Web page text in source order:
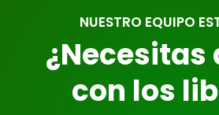
NUESTRO EQUIPO
¿Necesitas
con los